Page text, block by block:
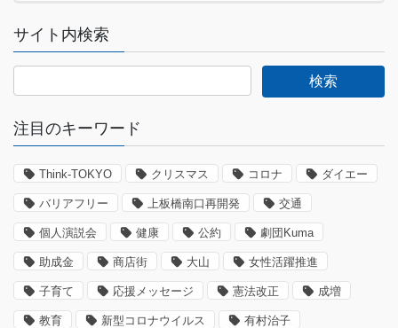
サイト内検索
注目のキーワード
Think-TOKYO クリスマス コロナ ダイエー
バリアフリー 上板橋南口再開発 交通
個人演説会 健康 公約 劇団Kuma
助成金 商店街 大山 女性活躍推進
子育て 応援メッセージ 憲法改正 成増
教育 新型コロナウイルス 有村治子